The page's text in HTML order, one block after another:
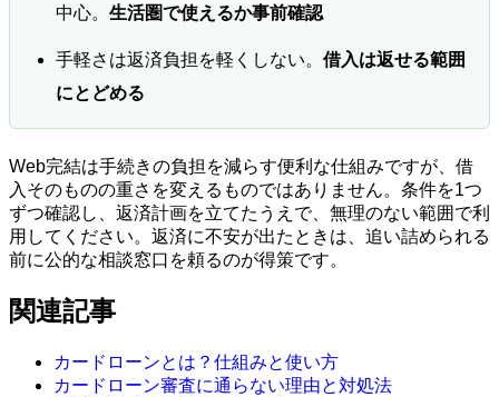
中心。 生活圏で使えるか事前確認
手軽さは返済負担を軽くしない。 借入は返せる範囲
にとどめる
Web完結は手続きの負担を減らす便利な仕組みですが、借
入そのものの重さを変えるものではありません。条件を1つ
ずつ確認し、返済計画を立てたうえで、無理のない範囲で利
用してください。返済に不安が出たときは、追い詰められる
前に公的な相談窓口を頼るのが得策です。
関連記事
カードローンとは？仕組みと使い方
カードローン審査に通らない理由と対処法